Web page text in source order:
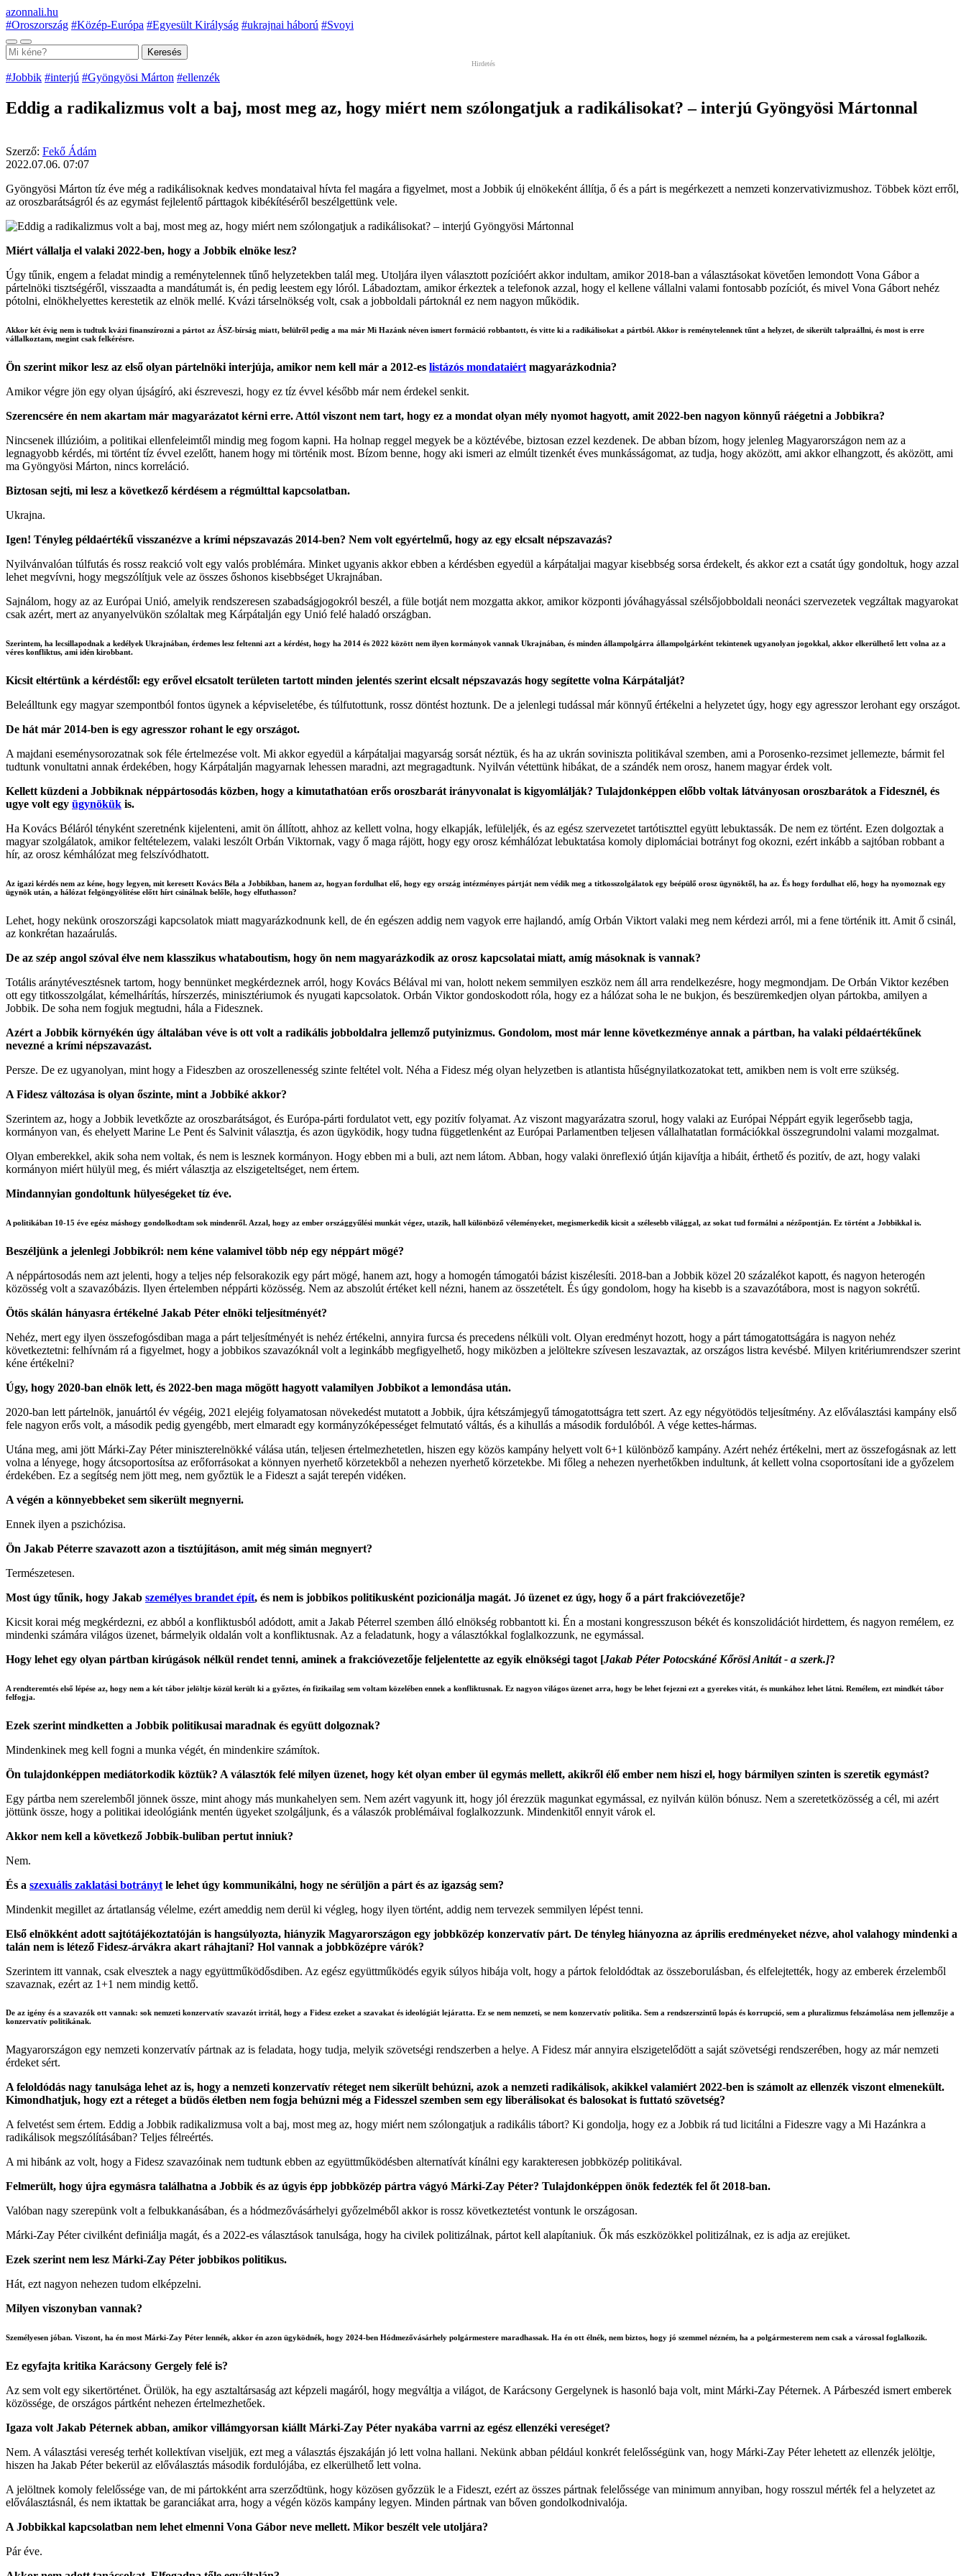
azonnali.hu
#Oroszország #Közép-Európa #Egyesült Királyság #ukrajnai háború #Svoyi
Keresés
#Jobbik #interjú #Gyöngyösi Márton #ellenzék
Eddig a radikalizmus volt a baj, most meg az, hogy miért nem szólongatjuk a radikálisokat? – interjú Gyöngyösi Mártonnal
Szerző: Fekő Ádám
2022.07.06. 07:07
Gyöngyösi Márton tíz éve még a radikálisoknak kedves mondataival hívta fel magára a figyelmet, most a Jobbik új elnökeként állítja, ő és a párt is megérkezett a nemzeti konzervativizmushoz. Többek közt erről,
az oroszbarátságról és az egymást fejlelentő párttagok kibékítéséről beszélgettünk vele.
Miért vállalja el valaki 2022-ben, hogy a Jobbik elnöke lesz?
Úgy tűnik, engem a feladat mindig a reménytelennek tűnő helyzetekben talál meg. Utoljára ilyen választott pozícióért akkor indultam, amikor 2018-ban a választásokat követően lemondott Vona Gábor a
pártelnöki tisztségéről, visszaadta a mandátumát is, én pedig leestem egy lóról. Lábadoztam, amikor érkeztek a telefonok azzal, hogy el kellene vállalni valami fontosabb pozíciót, és mivel Vona Gábort nehéz
pótolni, elnökhelyettes kerestetik az elnök mellé. Kvázi társelnökség volt, csak a jobboldali pártoknál ez nem nagyon működik.
Akkor két évig nem is tudtuk kvázi finanszírozni a pártot az ÁSZ-bírság miatt, belülről pedig a ma már Mi Hazánk néven ismert formáció robbantott, és vitte ki a radikálisokat a pártból. Akkor is reménytelennek tűnt a helyzet, de sikerült talpraállni, és most is erre
vállalkoztam, megint csak felkérésre.
Ön szerint mikor lesz az első olyan pártelnöki interjúja, amikor nem kell már a 2012-es listázós mondataiért magyarázkodnia?
Amikor végre jön egy olyan újságíró, aki észreveszi, hogy ez tíz évvel később már nem érdekel senkit.
Szerencsére én nem akartam már magyarázatot kérni erre. Attól viszont nem tart, hogy ez a mondat olyan mély nyomot hagyott, amit 2022-ben nagyon könnyű ráégetni a Jobbikra?
Nincsenek illúzióim, a politikai ellenfeleimtől mindig meg fogom kapni. Ha holnap reggel megyek be a köztévébe, biztosan ezzel kezdenek. De abban bízom, hogy jelenleg Magyarországon nem az a
legnagyobb kérdés, mi történt tíz évvel ezelőtt, hanem hogy mi történik most. Bízom benne, hogy aki ismeri az elmúlt tizenkét éves munkásságomat, az tudja, hogy aközött, ami akkor elhangzott, és aközött, ami
ma Gyöngyösi Márton, nincs korreláció.
Biztosan sejti, mi lesz a következő kérdésem a régmúlttal kapcsolatban.
Ukrajna.
Igen! Tényleg példaértékű visszanézve a krími népszavazás 2014-ben? Nem volt egyértelmű, hogy az egy elcsalt népszavazás?
Nyilvánvalóan túlfutás és rossz reakció volt egy valós problémára. Minket ugyanis akkor ebben a kérdésben egyedül a kárpátaljai magyar kisebbség sorsa érdekelt, és akkor ezt a csatát úgy gondoltuk, hogy azzal
lehet megvívni, hogy megszólítjuk vele az összes őshonos kisebbséget Ukrajnában.
Sajnálom, hogy az az Európai Unió, amelyik rendszeresen szabadságjogokról beszél, a füle botját nem mozgatta akkor, amikor központi jóváhagyással szélsőjobboldali neonáci szervezetek vegzáltak magyarokat
csak azért, mert az anyanyelvükön szólaltak meg Kárpátalján egy Unió felé haladó országban.
Szerintem, ha lecsillapodnak a kedélyek Ukrajnában, érdemes lesz feltenni azt a kérdést, hogy ha 2014 és 2022 között nem ilyen kormányok vannak Ukrajnában, és minden állampolgárra állampolgárként tekintenek ugyanolyan jogokkal, akkor elkerülhető lett volna az a
véres konfliktus, ami idén kirobbant.
Kicsit eltértünk a kérdéstől: egy erővel elcsatolt területen tartott minden jelentés szerint elcsalt népszavazás hogy segítette volna Kárpátalját?
Beleálltunk egy magyar szempontból fontos ügynek a képviseletébe, és túlfutottunk, rossz döntést hoztunk. De a jelenlegi tudással már könnyű értékelni a helyzetet úgy, hogy egy agresszor lerohant egy országot.
De hát már 2014-ben is egy agresszor rohant le egy országot.
A majdani eseménysorozatnak sok féle értelmezése volt. Mi akkor egyedül a kárpátaljai magyarság sorsát néztük, és ha az ukrán soviniszta politikával szemben, ami a Porosenko-rezsimet jellemezte, bármit fel
tudtunk vonultatni annak érdekében, hogy Kárpátalján magyarnak lehessen maradni, azt megragadtunk. Nyilván vétettünk hibákat, de a szándék nem orosz, hanem magyar érdek volt.
Kellett küzdeni a Jobbiknak néppártosodás közben, hogy a kimutathatóan erős oroszbarát irányvonalat is kigyomlálják? Tulajdonképpen előbb voltak látványosan oroszbarátok a Fidesznél, és
ugye volt egy ügynökük is.
Ha Kovács Béláról tényként szeretnénk kijelenteni, amit ön állított, ahhoz az kellett volna, hogy elkapják, lefüleljék, és az egész szervezetet tartótiszttel együtt lebuktassák. De nem ez történt. Ezen dolgoztak a
magyar szolgálatok, amikor feltételezem, valaki leszólt Orbán Viktornak, vagy ő maga rájött, hogy egy orosz kémhálózat lebuktatása komoly diplomáciai botrányt fog okozni, ezért inkább a sajtóban robbant a
hír, az orosz kémhálózat meg felszívódhatott.
Az igazi kérdés nem az kéne, hogy legyen, mit keresett Kovács Béla a Jobbikban, hanem az, hogyan fordulhat elő, hogy egy ország intézményes pártját nem védik meg a titkosszolgálatok egy beépülő orosz ügynöktől, ha az. És hogy fordulhat elő, hogy ha nyomoznak egy
ügynök után, a hálózat felgöngyölítése előtt hírt csinálnak belőle, hogy elfuthasson?
Lehet, hogy nekünk oroszországi kapcsolatok miatt magyarázkodnunk kell, de én egészen addig nem vagyok erre hajlandó, amíg Orbán Viktort valaki meg nem kérdezi arról, mi a fene történik itt. Amit ő csinál,
az konkrétan hazaárulás.
De az szép angol szóval élve nem klasszikus whataboutism, hogy ön nem magyarázkodik az orosz kapcsolatai miatt, amíg másoknak is vannak?
Totális aránytévesztésnek tartom, hogy bennünket megkérdeznek arról, hogy Kovács Bélával mi van, holott nekem semmilyen eszköz nem áll arra rendelkezésre, hogy megmondjam. De Orbán Viktor kezében
ott egy titkosszolgálat, kémelhárítás, hírszerzés, minisztériumok és nyugati kapcsolatok. Orbán Viktor gondoskodott róla, hogy ez a hálózat soha le ne bukjon, és beszüremkedjen olyan pártokba, amilyen a
Jobbik. De soha nem fogjuk megtudni, hála a Fidesznek.
Azért a Jobbik környékén úgy általában véve is ott volt a radikális jobboldalra jellemző putyinizmus. Gondolom, most már lenne következménye annak a pártban, ha valaki példaértékűnek
nevezné a krími népszavazást.
Persze. De ez ugyanolyan, mint hogy a Fideszben az oroszellenesség szinte feltétel volt. Néha a Fidesz még olyan helyzetben is atlantista hűségnyilatkozatokat tett, amikben nem is volt erre szükség.
A Fidesz változása is olyan őszinte, mint a Jobbiké akkor?
Szerintem az, hogy a Jobbik levetkőzte az oroszbarátságot, és Európa-párti fordulatot vett, egy pozitív folyamat. Az viszont magyarázatra szorul, hogy valaki az Európai Néppárt egyik legerősebb tagja,
kormányon van, és ehelyett Marine Le Pent és Salvinit választja, és azon ügyködik, hogy tudna függetlenként az Európai Parlamentben teljesen vállalhatatlan formációkkal összegrundolni valami mozgalmat.
Olyan emberekkel, akik soha nem voltak, és nem is lesznek kormányon. Hogy ebben mi a buli, azt nem látom. Abban, hogy valaki önreflexió útján kijavítja a hibáit, érthető és pozitív, de azt, hogy valaki
kormányon miért hülyül meg, és miért választja az elszigeteltséget, nem értem.
Mindannyian gondoltunk hülyeségeket tíz éve.
A politikában 10-15 éve egész máshogy gondolkodtam sok mindenről. Azzal, hogy az ember országgyűlési munkát végez, utazik, hall különböző véleményeket, megismerkedik kicsit a szélesebb világgal, az sokat tud formálni a nézőpontján. Ez történt a Jobbikkal is.
Beszéljünk a jelenlegi Jobbikról: nem kéne valamivel több nép egy néppárt mögé?
A néppártosodás nem azt jelenti, hogy a teljes nép felsorakozik egy párt mögé, hanem azt, hogy a homogén támogatói bázist kiszélesíti. 2018-ban a Jobbik közel 20 százalékot kapott, és nagyon heterogén
közösség volt a szavazóbázis. Ilyen értelemben néppárti közösség. Nem az abszolút értéket kell nézni, hanem az összetételt. És úgy gondolom, hogy ha kisebb is a szavazótábora, most is nagyon sokrétű.
Ötös skálán hányasra értékelné Jakab Péter elnöki teljesítményét?
Nehéz, mert egy ilyen összefogósdiban maga a párt teljesítményét is nehéz értékelni, annyira furcsa és precedens nélküli volt. Olyan eredményt hozott, hogy a párt támogatottságára is nagyon nehéz
következtetni: felhívnám rá a figyelmet, hogy a jobbikos szavazóknál volt a leginkább megfigyelhető, hogy miközben a jelöltekre szívesen leszavaztak, az országos listra kevésbé. Milyen kritériumrendszer szerint
kéne értékelni?
Úgy, hogy 2020-ban elnök lett, és 2022-ben maga mögött hagyott valamilyen Jobbikot a lemondása után.
2020-ban lett pártelnök, januártól év végéig, 2021 elejéig folyamatosan növekedést mutatott a Jobbik, újra kétszámjegyű támogatottságra tett szert. Az egy négyötödös teljesítmény. Az előválasztási kampány első
fele nagyon erős volt, a második pedig gyengébb, mert elmaradt egy kormányzóképességet felmutató váltás, és a kihullás a második fordulóból. A vége kettes-hármas.
Utána meg, ami jött Márki-Zay Péter miniszterelnökké válása után, teljesen értelmezhetetlen, hiszen egy közös kampány helyett volt 6+1 különböző kampány. Azért nehéz értékelni, mert az összefogásnak az lett
volna a lényege, hogy átcsoportosítsa az erőforrásokat a könnyen nyerhető körzetekből a nehezen nyerhető körzetekbe. Mi főleg a nehezen nyerhetőkben indultunk, át kellett volna csoportosítani ide a győzelem
érdekében. Ez a segítség nem jött meg, nem győztük le a Fideszt a saját terepén vidéken.
A végén a könnyebbeket sem sikerült megnyerni.
Ennek ilyen a pszichózisa.
Ön Jakab Péterre szavazott azon a tisztújításon, amit még simán megnyert?
Természetesen.
Most úgy tűnik, hogy Jakab személyes brandet épít, és nem is jobbikos politikusként pozicionálja magát. Jó üzenet ez úgy, hogy ő a párt frakcióvezetője?
Kicsit korai még megkérdezni, ez abból a konfliktusból adódott, amit a Jakab Péterrel szemben álló elnökség robbantott ki. Én a mostani kongresszuson békét és konszolidációt hirdettem, és nagyon remélem, ez
mindenki számára világos üzenet, bármelyik oldalán volt a konfliktusnak. Az a feladatunk, hogy a választókkal foglalkozzunk, ne egymással.
Hogy lehet egy olyan pártban kirúgások nélkül rendet tenni, aminek a frakcióvezetője feljelentette az egyik elnökségi tagot [Jakab Péter Potocskáné Kőrösi Anitát - a szerk.]?
A rendteremtés első lépése az, hogy nem a két tábor jelöltje közül került ki a győztes, én fizikailag sem voltam közelében ennek a konfliktusnak. Ez nagyon világos üzenet arra, hogy be lehet fejezni ezt a gyerekes vitát, és munkához lehet látni. Remélem, ezt mindkét tábor
felfogja.
Ezek szerint mindketten a Jobbik politikusai maradnak és együtt dolgoznak?
Mindenkinek meg kell fogni a munka végét, én mindenkire számítok.
Ön tulajdonképpen mediátorkodik köztük? A választók felé milyen üzenet, hogy két olyan ember ül egymás mellett, akikről élő ember nem hiszi el, hogy bármilyen szinten is szeretik egymást?
Egy pártba nem szerelemből jönnek össze, mint ahogy más munkahelyen sem. Nem azért vagyunk itt, hogy jól érezzük magunkat egymással, ez nyilván külön bónusz. Nem a szeretetközösség a cél, mi azért
jöttünk össze, hogy a politikai ideológiánk mentén ügyeket szolgáljunk, és a válaszók problémáival foglalkozzunk. Mindenkitől ennyit várok el.
Akkor nem kell a következő Jobbik-buliban pertut inniuk?
Nem.
És a szexuális zaklatási botrányt le lehet úgy kommunikálni, hogy ne sérüljön a párt és az igazság sem?
Mindenkit megillet az ártatlanság vélelme, ezért ameddig nem derül ki végleg, hogy ilyen történt, addig nem tervezek semmilyen lépést tenni.
Első elnökként adott sajtótájékoztatóján is hangsúlyozta, hiányzik Magyarországon egy jobbközép konzervatív párt. De tényleg hiányozna az április eredményeket nézve, ahol valahogy mindenki a
talán nem is létező Fidesz-árvákra akart ráhajtani? Hol vannak a jobbközépre várók?
Szerintem itt vannak, csak elvesztek a nagy együttműködősdiben. Az egész együttműködés egyik súlyos hibája volt, hogy a pártok feloldódtak az összeborulásban, és elfelejtették, hogy az emberek érzelemből
szavaznak, ezért az 1+1 nem mindig kettő.
De az igény és a szavazók ott vannak: sok nemzeti konzervatív szavazót irritál, hogy a Fidesz ezeket a szavakat és ideológiát lejáratta. Ez se nem nemzeti, se nem konzervatív politika. Sem a rendszerszintű lopás és korrupció, sem a pluralizmus felszámolása nem jellemzője a
konzervatív politikának.
Magyarországon egy nemzeti konzervatív pártnak az is feladata, hogy tudja, melyik szövetségi rendszerben a helye. A Fidesz már annyira elszigetelődött a saját szövetségi rendszerében, hogy az már nemzeti
érdeket sért.
A feloldódás nagy tanulsága lehet az is, hogy a nemzeti konzervatív réteget nem sikerült behúzni, azok a nemzeti radikálisok, akikkel valamiért 2022-ben is számolt az ellenzék viszont elmenekült.
Kimondhatjuk, hogy ezt a réteget a büdös életben nem fogja behúzni még a Fidesszel szemben sem egy liberálisokat és balosokat is futtató szövetség?
A felvetést sem értem. Eddig a Jobbik radikalizmusa volt a baj, most meg az, hogy miért nem szólongatjuk a radikális tábort? Ki gondolja, hogy ez a Jobbik rá tud licitálni a Fideszre vagy a Mi Hazánkra a
radikálisok megszólításában? Teljes félreértés.
A mi hibánk az volt, hogy a Fidesz szavazóinak nem tudtunk ebben az együttműködésben alternatívát kínálni egy karakteresen jobbközép politikával.
Felmerült, hogy újra egymásra találhatna a Jobbik és az úgyis épp jobbközép pártra vágyó Márki-Zay Péter? Tulajdonképpen önök fedezték fel őt 2018-ban.
Valóban nagy szerepünk volt a felbukkanásában, és a hódmezővásárhelyi győzelméből akkor is rossz következtetést vontunk le országosan.
Márki-Zay Péter civilként definiálja magát, és a 2022-es választások tanulsága, hogy ha civilek politizálnak, pártot kell alapítaniuk. Ők más eszközökkel politizálnak, ez is adja az erejüket.
Ezek szerint nem lesz Márki-Zay Péter jobbikos politikus.
Hát, ezt nagyon nehezen tudom elképzelni.
Milyen viszonyban vannak?
Személyesen jóban. Viszont, ha én most Márki-Zay Péter lennék, akkor én azon ügyködnék, hogy 2024-ben Hódmezővásárhely polgármestere maradhassak. Ha én ott élnék, nem biztos, hogy jó szemmel nézném, ha a polgármesterem nem csak a várossal foglalkozik.
Ez egyfajta kritika Karácsony Gergely felé is?
Az sem volt egy sikertörténet. Örülök, ha egy asztaltársaság azt képzeli magáról, hogy megváltja a világot, de Karácsony Gergelynek is hasonló baja volt, mint Márki-Zay Péternek. A Párbeszéd ismert emberek
közössége, de országos pártként nehezen értelmezhetőek.
Igaza volt Jakab Péternek abban, amikor villámgyorsan kiállt Márki-Zay Péter nyakába varrni az egész ellenzéki vereséget?
Nem. A választási vereség terhét kollektívan viseljük, ezt meg a választás éjszakáján jó lett volna hallani. Nekünk abban például konkrét felelősségünk van, hogy Márki-Zay Péter lehetett az ellenzék jelöltje,
hiszen ha Jakab Péter bekerül az előválasztás második fordulójába, ez elkerülhető lett volna.
A jelöltnek komoly felelőssége van, de mi pártokként arra szerződtünk, hogy közösen győzzük le a Fideszt, ezért az összes pártnak felelőssége van minimum annyiban, hogy rosszul mérték fel a helyzetet az
előválasztásnál, és nem iktattak be garanciákat arra, hogy a végén közös kampány legyen. Minden pártnak van bőven gondolkodnivalója.
A Jobbikkal kapcsolatban nem lehet elmenni Vona Gábor neve mellett. Mikor beszélt vele utoljára?
Pár éve.